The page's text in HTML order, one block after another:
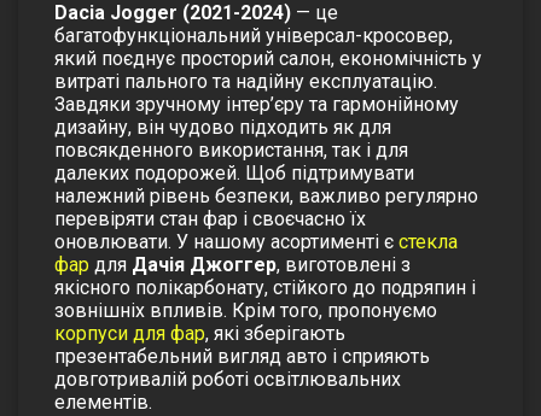
Dacia Jogger (2021-2024) — це
багатофункціональний універсал-кросовер,
який поєднує просторий салон, економічність у
витраті пального та надійну експлуатацію.
Завдяки зручному інтер’єру та гармонійному
дизайну, він чудово підходить як для
повсякденного використання, так і для
далеких подорожей. Щоб підтримувати
належний рівень безпеки, важливо регулярно
перевіряти стан фар і своєчасно їх
оновлювати. У нашому асортименті є стекла
фар для Дачія Джоггер, виготовлені з
якісного полікарбонату, стійкого до подряпин і
зовнішніх впливів. Крім того, пропонуємо
корпуси для фар, які зберігають
презентабельний вигляд авто і сприяють
довготривалій роботі освітлювальних
елементів.